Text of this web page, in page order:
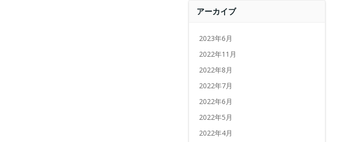
アーカイブ
2023年6月
2022年11月
2022年8月
2022年7月
2022年6月
2022年5月
2022年4月